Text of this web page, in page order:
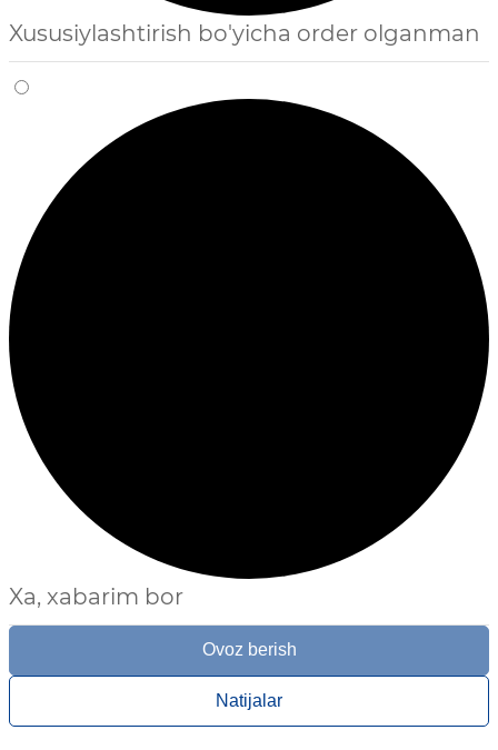
Xususiylashtirish bo'yicha order olganman
Xa, xabarim bor
Ovoz berish
Natijalar